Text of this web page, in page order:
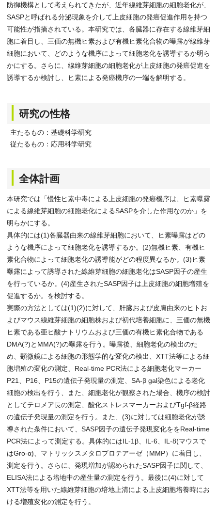
防御機構として考えられてきたが、近年線維芽細胞の細胞老化が、
SASPと呼ばれる分泌現象を介して上皮細胞の発癌促進作用を持つ
可能性が指摘されている。本研究では、各臓器に存在する線維芽細
胞に着目し、三価の無機ヒ素および有機ヒ素化合物の曝露が線維芽
細胞において、どのような機序によって細胞老化を誘導するか明ら
かにする。さらに、線維芽細胞の細胞老化が上皮細胞の発癌促進を
誘導するか検討し、ヒ素による発癌機序の一端を解明する。
研究の性格
主たるもの：基礎科学研究
従たるもの：応用科学研究
全体計画
本研究では「慢性ヒ素中毒による上皮細胞の発癌機序は、ヒ素曝露
による線維芽細胞の細胞老化によるSASPを介した作用なのか」を
明らかにする。
具体的には(1)各臓器由来の線維芽細胞において、ヒ素曝露はどの
ような機序によって細胞老化を誘導するか。(2)無機ヒ素、有機ヒ
素化合物によって細胞老化の誘導能がどの程度異なるか。(3)ヒ素
曝露によって誘導された線維芽細胞の細胞老化はSASP因子の産生
を行っているか。(4)産生されたSASP因子は上皮細胞の細胞増殖を
促進するか。を検討する。
実際の方法としては(1)(2)に対して、肝臓および皮膚由来のヒトお
よびマウス線維芽細胞の細胞株および初代培養細胞に、三価の無機
ヒ素である亜ヒ酸ナトリウムおよび三価の有機ヒ素化合物である
DMA(?)とMMA(?)の曝露を行う。曝露後、細胞老化の検出のた
め、顕微鏡による細胞の形態学的な変化の検出、XTT法等による細
胞増殖の変化の測定、Real-time PCR法による細胞老化マーカー
P21、P16、P15の遺伝子発現量の測定、SA-β gal染色による老化
細胞の検出を行う、また、細胞老化が観察された場合、機序の検討
としてテロメア長の測定、酸化ストレスマーカーおよびTgf-β経路
の遺伝子発現量の測定を行う。また、(3)に対しては細胞老化が誘
導された条件において、SASP因子の遺伝子発現変化ををReal-time
PCR法によって測定する。具体的にはIL-1β、IL-6、IL-8(マウスで
はGro-α)、マトリックスメタロプロテアーゼ（MMP）に着目し、
測定を行う。さらに、発現増加が認められたSASP因子に関して、
ELISA法による培地中の産生量の測定を行う。最後に(4)に対して
XTT法等を用いた線維芽細胞の培地上清による上皮細胞培養時にお
ける増殖変化の測定を行う。